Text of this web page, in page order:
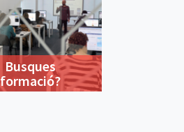
Busques
formació?